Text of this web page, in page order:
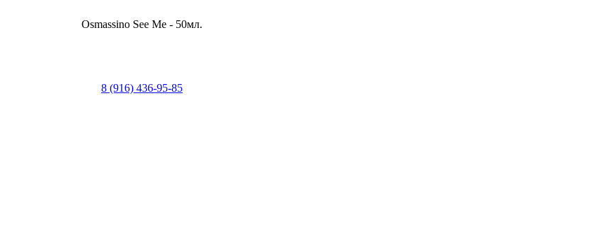
Osmassino See Me - 50мл.
8 (916) 436-95-85